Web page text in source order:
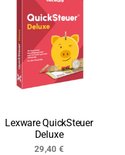
Lexware QuickSteuer
Deluxe
29,40 €